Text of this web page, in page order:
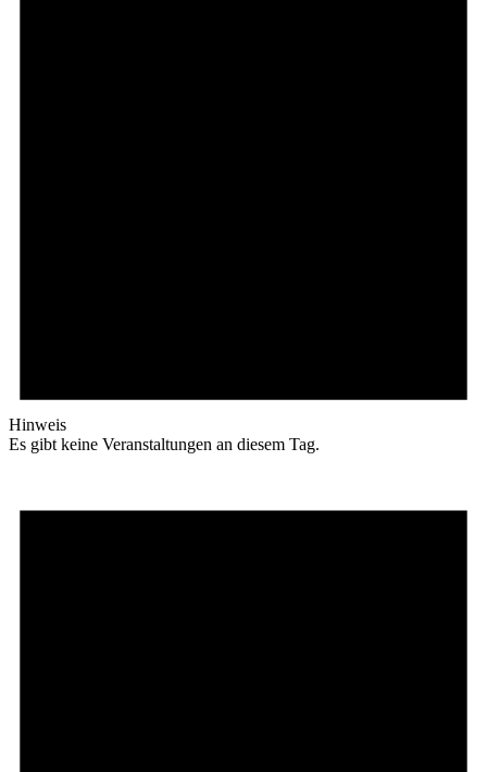
Hinweis
Es gibt keine Veranstaltungen an diesem Tag.